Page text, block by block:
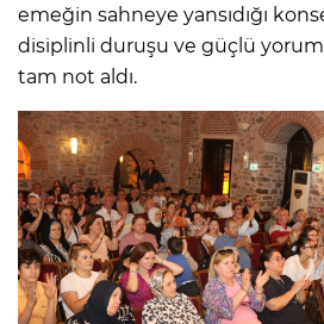
emeğin sahneye yansıdığı
disiplinli duruşu ve güçlü
tam not aldı.